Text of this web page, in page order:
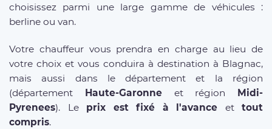
choisissez parmi une large gamme de véhicules :
berline ou van.
Votre chauffeur vous prendra en charge au lieu de
votre choix et vous conduira à destination à Blagnac,
mais aussi dans le département et la région
(département
Haute-Garonneet région
Midi-
Pyrenees). Le prix est fixé à l'avance et tout
compris.